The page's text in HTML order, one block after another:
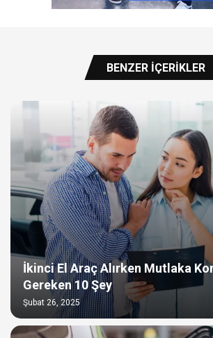
BENZER İÇERIKLER
İkinci El Araç Alırken Mutlaka
Gereken 10 Şey
Şubat 26, 2025